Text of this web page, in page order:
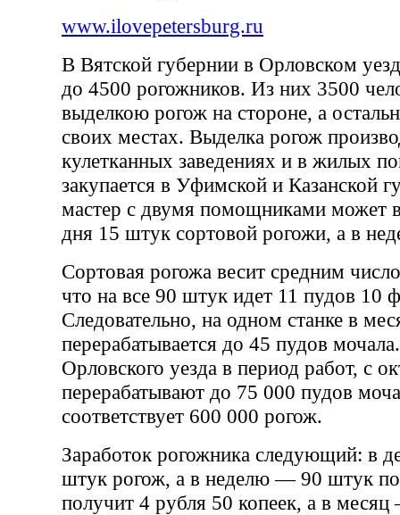
www.ilovepetersburg.ru
В Вятской губернии в Орловском
до 4500 рогожников. Из них 3500
выделкою рогож на стороне, а
своих местах. Выделка рогож
кулетканных заведениях и в жилых
закупается в Уфимской и Казанской
мастер с двумя помощниками может
дня 15 штук сортовой рогожи, а в
Сортовая рогожа весит средним
что на все 90 штук идет 11 пудов 10
Следовательно, на одном станке в
перерабатывается до 45 пудов
Орловского уезда в период работ, с
перерабатывают до 75 000 пудов
соответствует 600 000 рогож.
Заработок рогожника следующий: в
штук рогож, а в неделю — 90 штук по
получит 4 рубля 50 копеек, а в